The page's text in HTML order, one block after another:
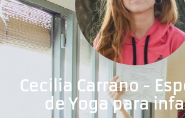
Cecilia Carrano -
de Yoga para